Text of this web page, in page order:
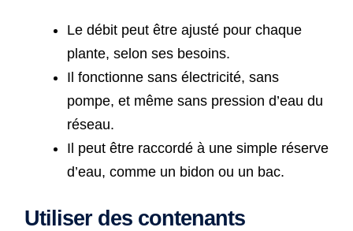
Le débit peut être ajusté pour chaque
plante, selon ses besoins.
Il fonctionne sans électricité, sans
pompe, et même sans pression d’eau du
réseau.
Il peut être raccordé à une simple réserve
d’eau, comme un bidon ou un bac.
Utiliser des contenants